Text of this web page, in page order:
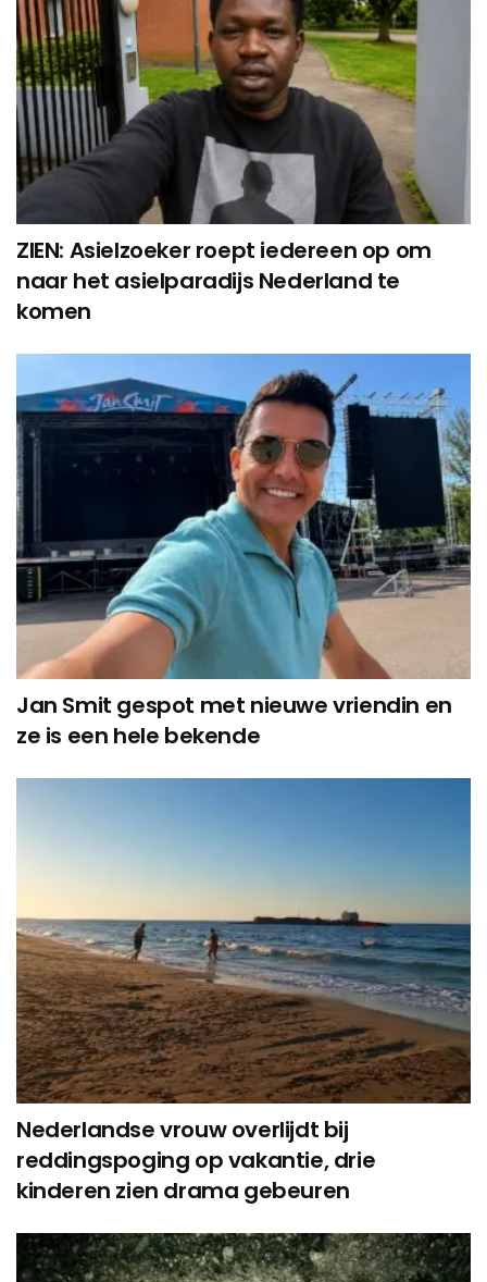
ZIEN: Asielzoeker roept iedereen op om
naar het asielparadijs Nederland te
komen
Jan Smit gespot met nieuwe vriendin en
ze is een hele bekende
Nederlandse vrouw overlijdt bij
reddingspoging op vakantie, drie
kinderen zien drama gebeuren